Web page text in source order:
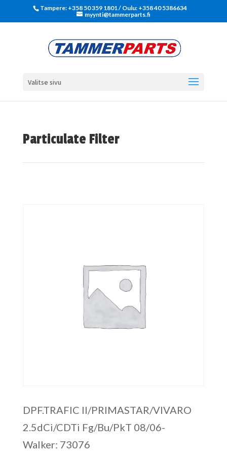
Tampere: +358 50 359 1801‬ / Oulu: +358 40 5386634
myynti@tammerparts.fi
Valitse sivu
Particulate Filter
DPF.TRAFIC II/PRIMASTAR/VIVARO
2.5dCi/CDTi Fg/Bu/PkT 08/06-
Walker: 73076